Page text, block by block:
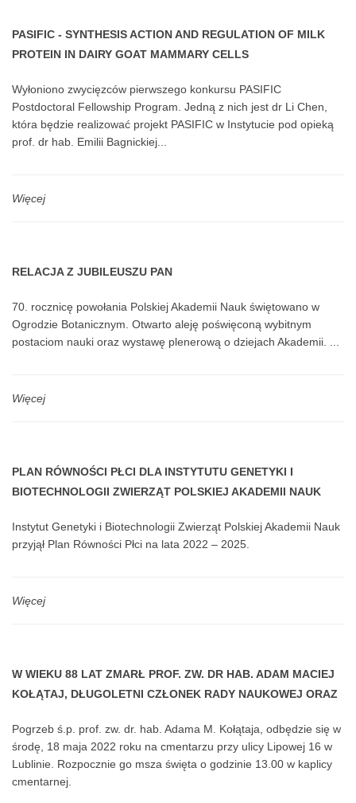
PASIFIC - SYNTHESIS ACTION AND REGULATION OF MILK
PROTEIN IN DAIRY GOAT MAMMARY CELLS
Wyłoniono zwycięzców pierwszego konkursu PASIFIC
Postdoctoral Fellowship Program. Jedną z nich jest dr Li Chen,
która będzie realizować projekt PASIFIC w Instytucie pod opieką
prof. dr hab. Emilii Bagnickiej...
Więcej
RELACJA Z JUBILEUSZU PAN
70. rocznicę powołania Polskiej Akademii Nauk świętowano w
Ogrodzie Botanicznym. Otwarto aleję poświęconą wybitnym
postaciom nauki oraz wystawę plenerową o dziejach Akademii. ...
Więcej
PLAN RÓWNOŚCI PŁCI DLA INSTYTUTU GENETYKI I
BIOTECHNOLOGII ZWIERZĄT POLSKIEJ AKADEMII NAUK
Instytut Genetyki i Biotechnologii Zwierząt Polskiej Akademii Nauk
przyjął Plan Równości Płci na lata 2022 – 2025.
Więcej
W WIEKU 88 LAT ZMARŁ PROF. ZW. DR HAB. ADAM MACIEJ
KOŁĄTAJ, DŁUGOLETNI CZŁONEK RADY NAUKOWEJ ORAZ
Pogrzeb ś.p. prof. zw. dr. hab. Adama M. Kołątaja, odbędzie się w
środę, 18 maja 2022 roku na cmentarzu przy ulicy Lipowej 16 w
Lublinie. Rozpocznie go msza święta o godzinie 13.00 w kaplicy
cmentarnej.